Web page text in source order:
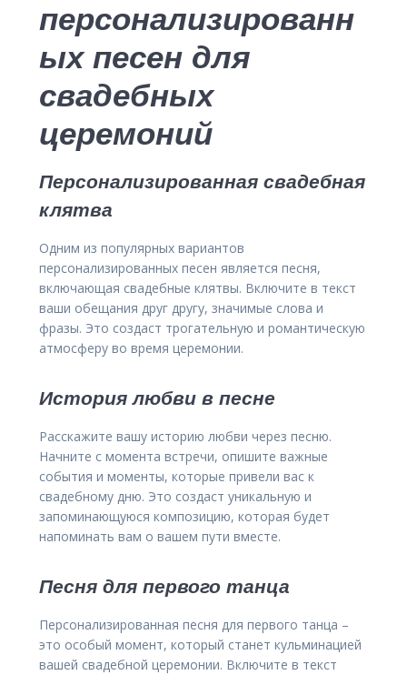
персонализированн
ых песен для
свадебных
церемоний
Персонализированная свадебная
клятва
Одним из популярных вариантов
персонализированных песен является песня,
включающая свадебные клятвы. Включите в текст
ваши обещания друг другу, значимые слова и
фразы. Это создаст трогательную и романтическую
атмосферу во время церемонии.
История любви в песне
Расскажите вашу историю любви через песню.
Начните с момента встречи, опишите важные
события и моменты, которые привели вас к
свадебному дню. Это создаст уникальную и
запоминающуюся композицию, которая будет
напоминать вам о вашем пути вместе.
Песня для первого танца
Персонализированная песня для первого танца –
это особый момент, который станет кульминацией
вашей свадебной церемонии. Включите в текст